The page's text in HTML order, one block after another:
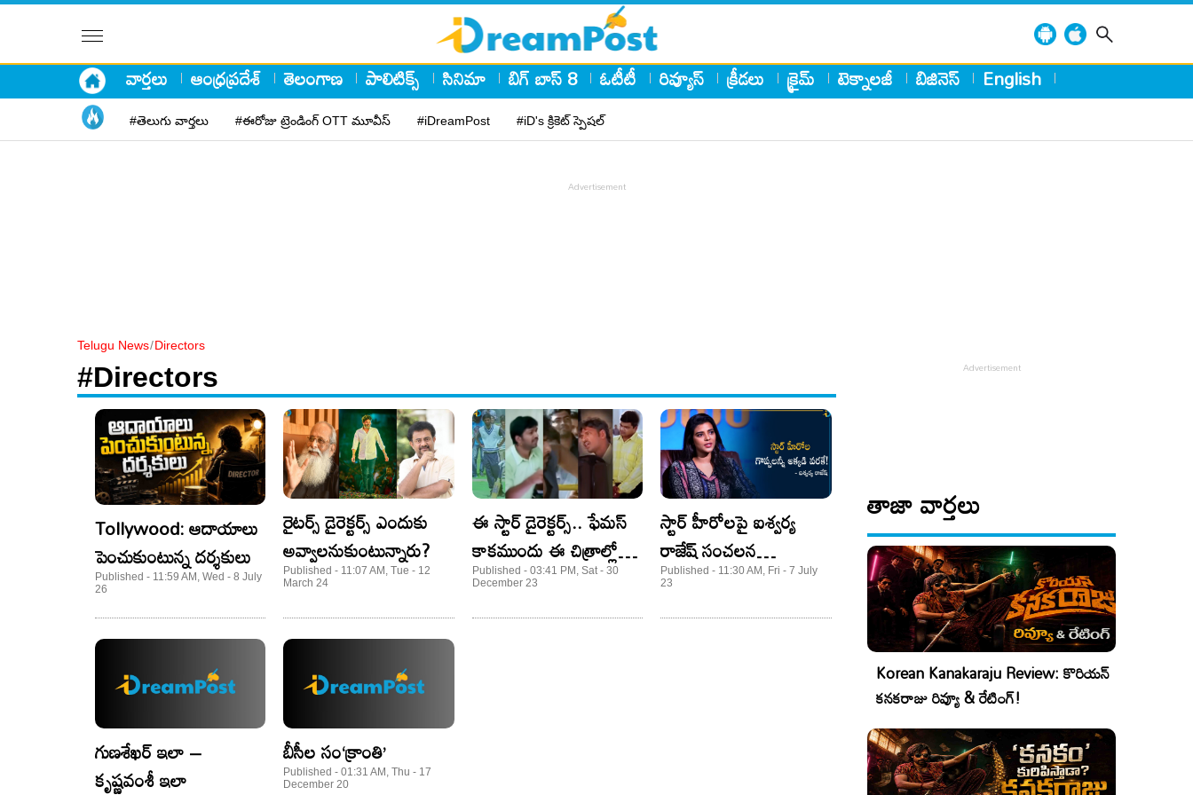
వార్తలు ఆంధ్రప్రదేశ్ తెలంగాణ పాలిటిక్స్ సినిమా బిగ్ బాస్ 8 ఓటీటీ రివ్యూస్ క్రీడలు క్రైమ్ టెక్నాలజీ బిజినెస్ English
#తెలుగు వార్తలు #ఈరోజు ట్రెండింగ్ OTT మూవీస్ #iDreamPost #iD's క్రికెట్ స్పెషల్
Telugu News/Directors
#Directors
Tollywood: ఆదాయాలు
పెంచుకుంటున్న దర్శకులు
Published - 11:59 AM, Wed - 8 July
26
రైటర్స్ డైరెక్టర్స్ ఎందుకు
అవ్వాలనుకుంటున్నారు?
Published - 11:07 AM, Tue - 12
March 24
ఈ స్టార్ డైరెక్టర్స్.. ఫేమస్
కాకముందు ఈ చిత్రాల్లో
నటించారని తెలుసా..?
Published - 03:41 PM, Sat - 30
December 23
స్టార్ హీరోలపై ఐశ్వర్య
రాజేష్ సంచలన
కామెంట్స్.. గొప్పలన్నీ
Published - 11:30 AM, Fri - 7 July
23
గుణశేఖర్ ఇలా –
కృష్ణవంశీ ఇలా
బీసీల సం‘క్రాంతి’
Published - 01:31 AM, Thu - 17
December 20
తాజా వార్తలు
Korean Kanakaraju Review: కొరియన్
కనకరాజు రివ్యూ & రేటింగ్!